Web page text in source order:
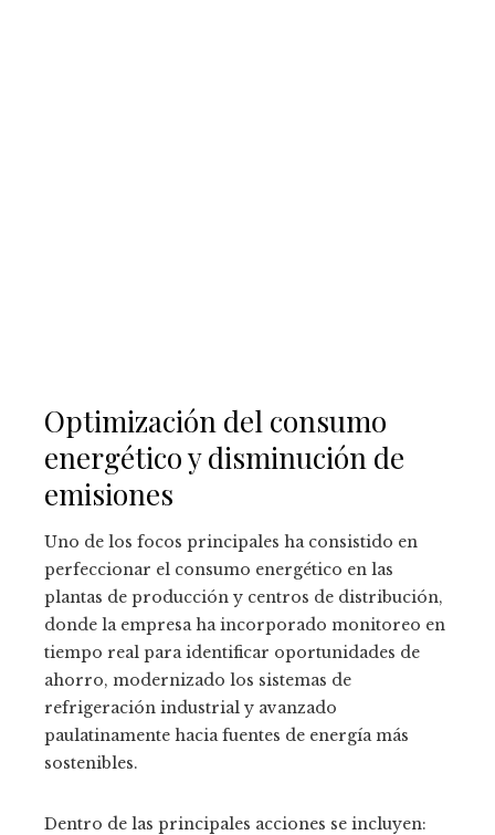
Optimización del consumo
energético y disminución de
emisiones
Uno de los focos principales ha consistido en
perfeccionar el consumo energético en las
plantas de producción y centros de distribución,
donde la empresa ha incorporado monitoreo en
tiempo real para identificar oportunidades de
ahorro, modernizado los sistemas de
refrigeración industrial y avanzado
paulatinamente hacia fuentes de energía más
sostenibles.
Dentro de las principales acciones se incluyen: